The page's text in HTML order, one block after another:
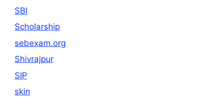
SBI
Scholarship
sebexam.org
Shivrajpur
SIP
skin